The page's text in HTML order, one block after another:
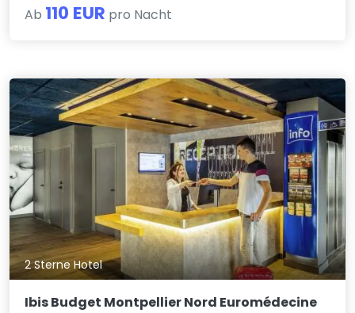
Ab 110 EUR pro Nacht
2 Sterne Hotel
Ibis Budget Montpellier Nord Euromédecine